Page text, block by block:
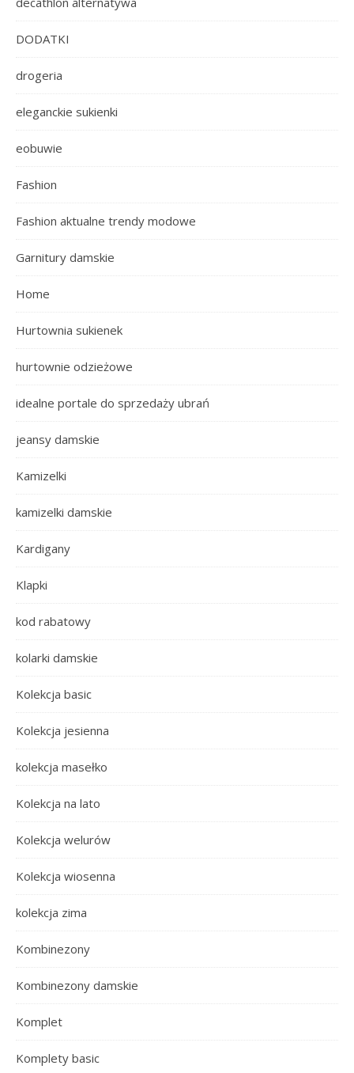
DODATKI
drogeria
eleganckie sukienki
eobuwie
Fashion
Fashion aktualne trendy modowe
Garnitury damskie
Home
Hurtownia sukienek
hurtownie odzieżowe
idealne portale do sprzedaży ubrań
jeansy damskie
Kamizelki
kamizelki damskie
Kardigany
Klapki
kod rabatowy
kolarki damskie
Kolekcja basic
Kolekcja jesienna
kolekcja masełko
Kolekcja na lato
Kolekcja welurów
Kolekcja wiosenna
kolekcja zima
Kombinezony
Kombinezony damskie
Komplet
Komplety basic